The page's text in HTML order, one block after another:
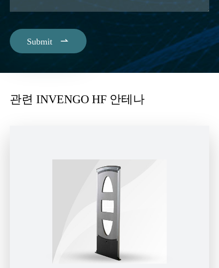
Submit 
관련 INVENGO HF 안테나